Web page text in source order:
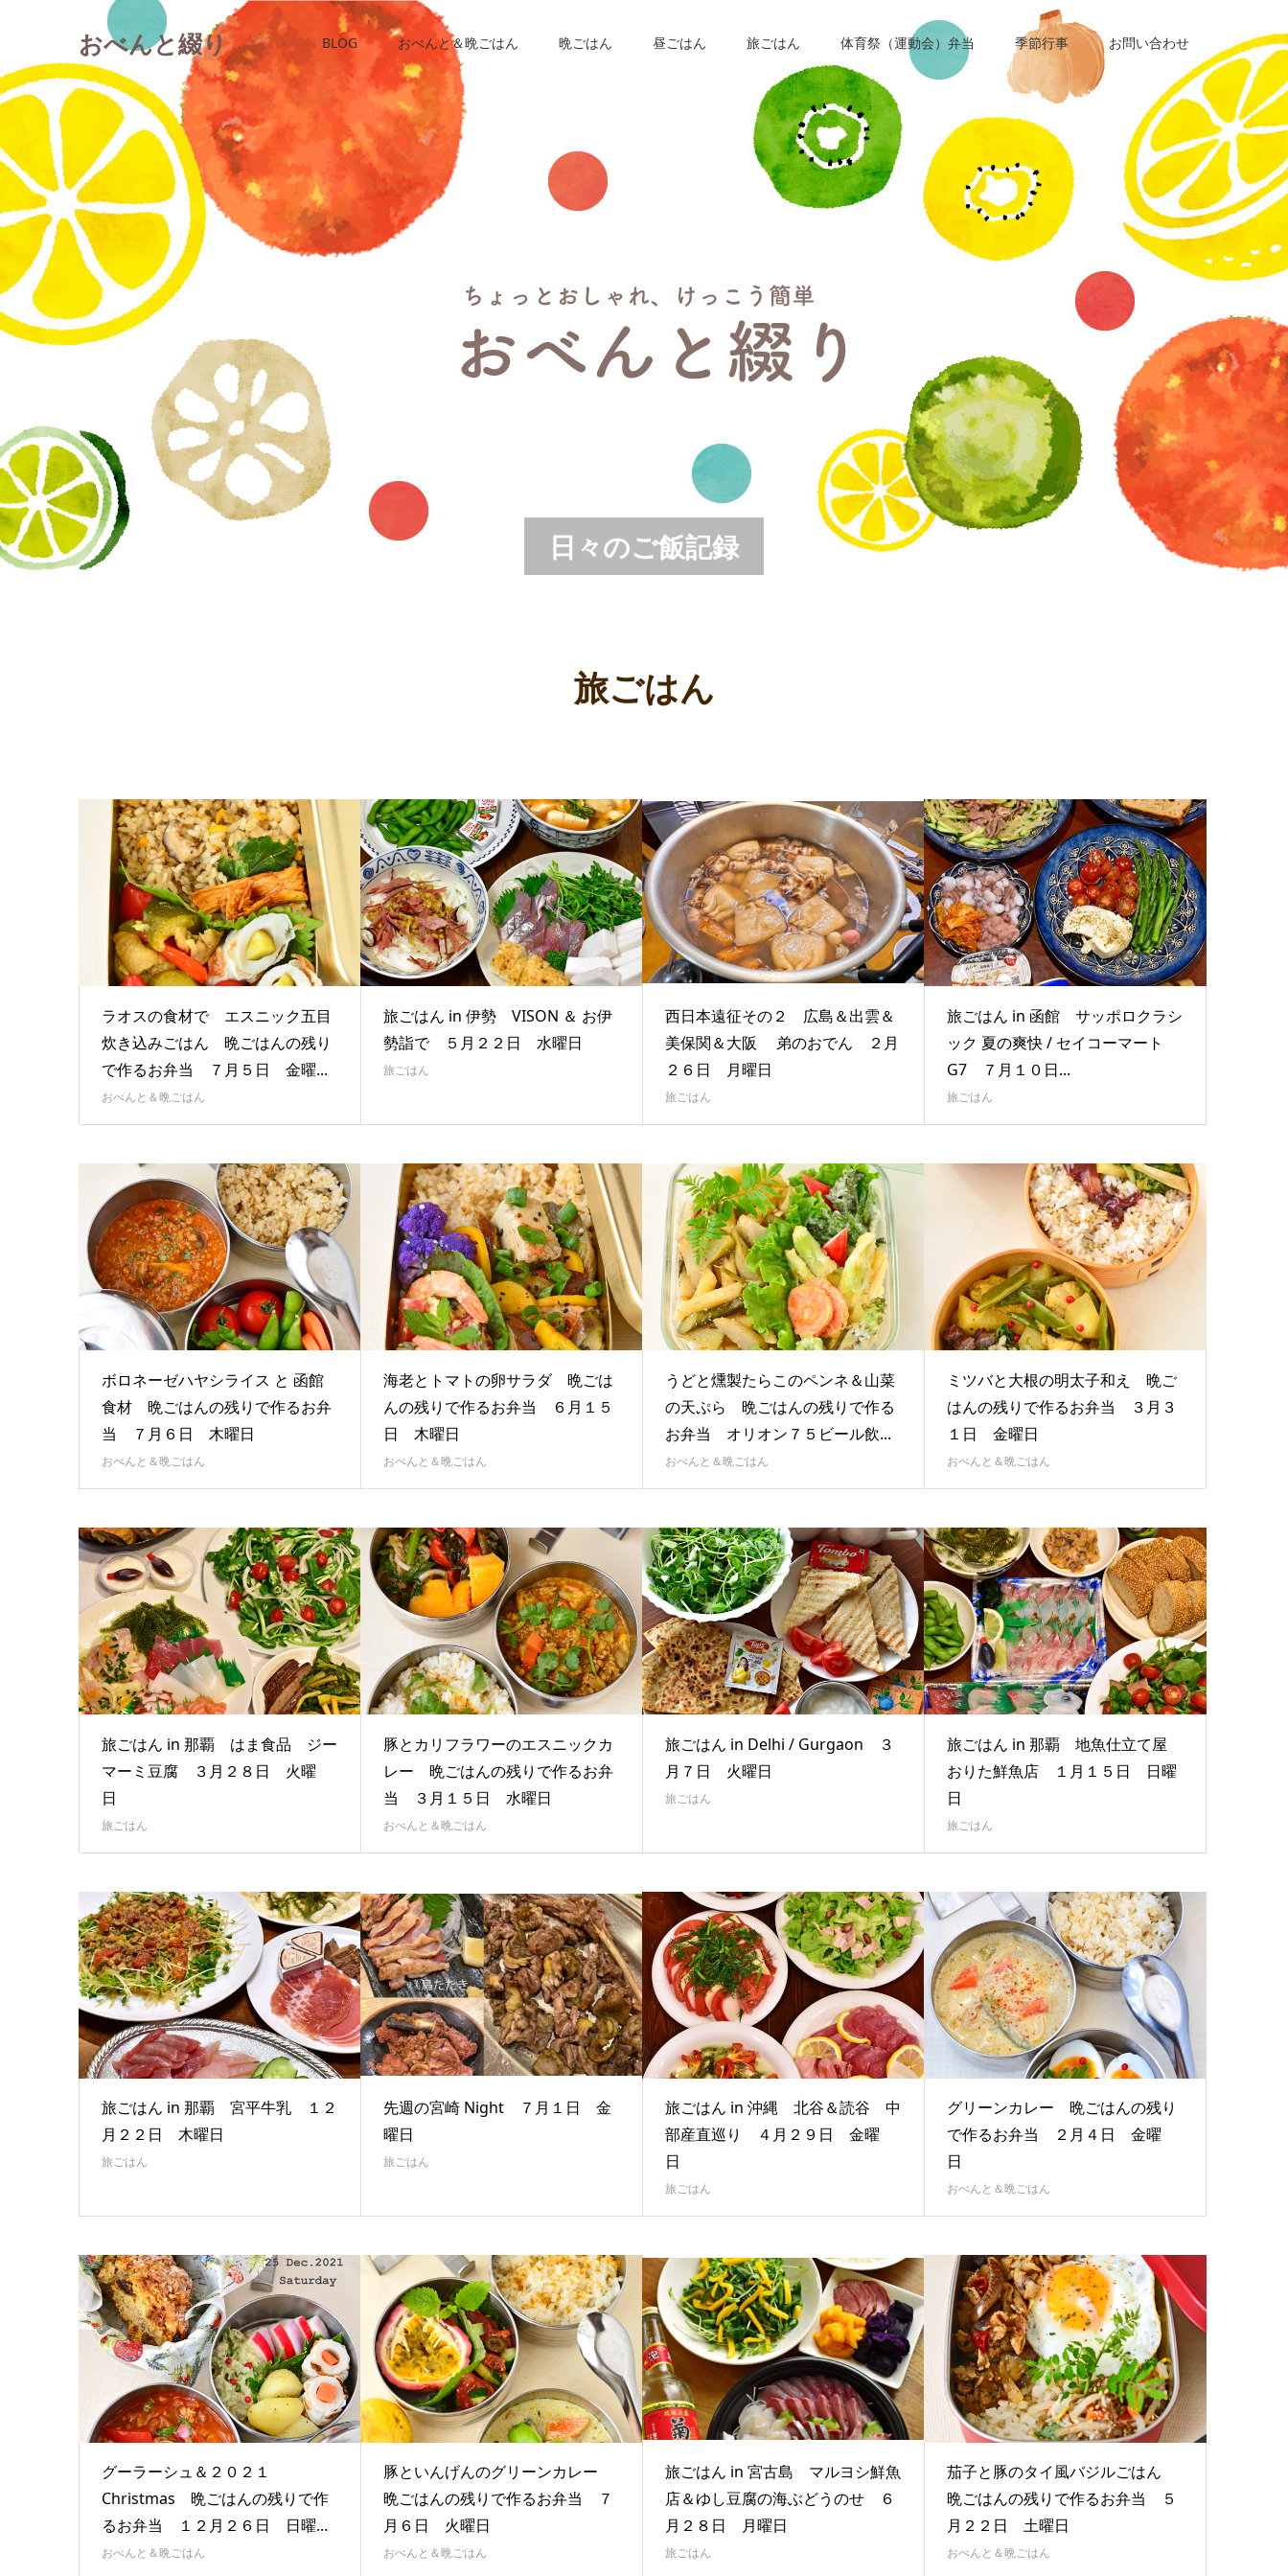
おべんと綴り BLOG おべんと＆晩ごはん 晩ごはん 昼ごはん 旅ごはん 体育祭（運動会）弁当 季節行事 お問い合わせ
日々のご飯記録
旅ごはん
ラオスの食材で エスニック五目
炊き込みごはん 晩ごはんの残り
で作るお弁当 ７月５日 金曜...
おべんと＆晩ごはん
旅ごはん in 伊勢 VISON ＆ お伊
勢詣で ５月２２日 水曜日
旅ごはん
西日本遠征その２ 広島＆出雲＆
美保関＆大阪 弟のおでん ２月
２６日 月曜日
旅ごはん
旅ごはん in 函館 サッポロクラシ
ック 夏の爽快 / セイコーマート
G7 ７月１０日...
旅ごはん
ボロネーゼハヤシライス と 函館
食材 晩ごはんの残りで作るお弁
当 ７月６日 木曜日
おべんと＆晩ごはん
海老とトマトの卵サラダ 晩ごは
んの残りで作るお弁当 ６月１５
日 木曜日
おべんと＆晩ごはん
うどと燻製たらこのペンネ＆山菜
の天ぷら 晩ごはんの残りで作る
お弁当 オリオン７５ビール飲...
おべんと＆晩ごはん
ミツバと大根の明太子和え 晩ご
はんの残りで作るお弁当 ３月３
１日 金曜日
おべんと＆晩ごはん
旅ごはん in 那覇 はま食品 ジー
マーミ豆腐 ３月２８日 火曜
日
旅ごはん
豚とカリフラワーのエスニックカ
レー 晩ごはんの残りで作るお弁
当 ３月１５日 水曜日
おべんと＆晩ごはん
旅ごはん in Delhi / Gurgaon ３
月７日 火曜日
旅ごはん
旅ごはん in 那覇 地魚仕立て屋
おりた鮮魚店 １月１５日 日曜
日
旅ごはん
旅ごはん in 那覇 宮平牛乳 １２
月２２日 木曜日
旅ごはん
先週の宮崎 Night ７月１日 金
曜日
旅ごはん
旅ごはん in 沖縄 北谷＆読谷 中
部産直巡り ４月２９日 金曜
日
旅ごはん
グリーンカレー 晩ごはんの残り
で作るお弁当 ２月４日 金曜
日
おべんと＆晩ごはん
グーラーシュ＆２０２１
Christmas 晩ごはんの残りで作
るお弁当 １２月２６日 日曜...
おべんと＆晩ごはん
豚といんげんのグリーンカレー
晩ごはんの残りで作るお弁当 ７
月６日 火曜日
おべんと＆晩ごはん
旅ごはん in 宮古島 マルヨシ鮮魚
店＆ゆし豆腐の海ぶどうのせ ６
月２８日 月曜日
旅ごはん
茄子と豚のタイ風バジルごはん
晩ごはんの残りで作るお弁当 ５
月２２日 土曜日
おべんと＆晩ごはん